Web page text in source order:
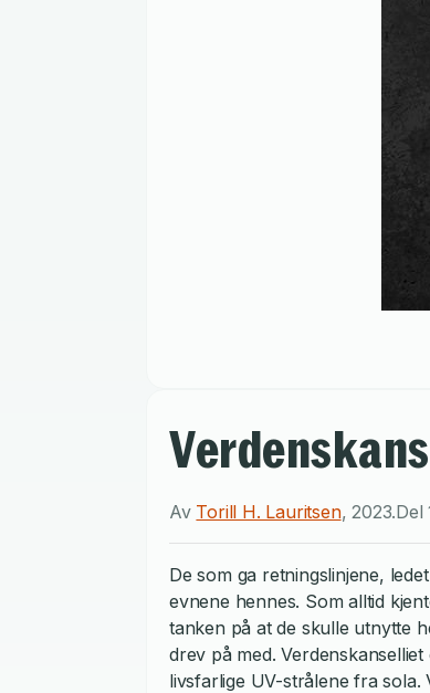
Av Torill H. Lauritsen,2023.Del
De som ga retningslinjene,
evnene hennes. Som alltid
tanken på at de skulle utnytte
drev på med.
livsfarlige UV-strålene fra